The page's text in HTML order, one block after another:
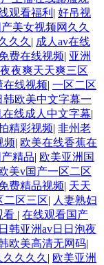
观看福利 | 好吊视
产美女视频网久久
久久 | 成人av在线
费在线视频| 亚洲
夜爽天天爽三区
在线视频| 一区二区
韩欧美中文字幕一
在线成人中文字幕|
精彩视频| 非州老
频| 欧美在线香蕉在
精品| 欧美亚洲国
美v国产一区二区
费精品视频| 天天
二区三区| 人妻熟妇
看 | 在线观看国产
日韩亚洲av日日泡夜
欧美高清无网码|
久久久 | 欧美亚洲